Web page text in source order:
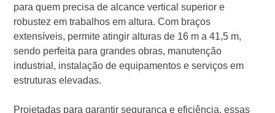
para quem precisa de alcance vertical superior e
robustez em trabalhos em altura. Com braços
extensíveis, permite atingir alturas de 16 m a 41,5 m,
sendo perfeita para grandes obras, manutenção
industrial, instalação de equipamentos e serviços em
estruturas elevadas.
Projetadas para garantir segurança e eficiência, essas